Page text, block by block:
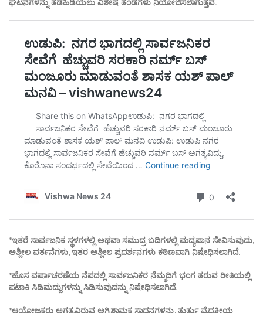
ಘಟನೆಗಳನ್ನು ತಡೆಹಿಡಿಯಲು ವಿಶೇಷ ತಂಡಗಳು ನಿಯೋಜಿಸಲಾಗುತ್ತವೆ.
*ಇತರೆ ಸಾರ್ವಜನಿಕ ಸ್ಥಳಗಳಲ್ಲಿ ಅಥವಾ ಸಮುದ್ರ ಬದಿಗಳಲ್ಲಿ ಮದ್ಯಪಾನ ಸೇವಿಸುವುದು,
ಅಶ್ಲೀಲ ವರ್ತನೆಗಳು, ಇತರ ಅಶ್ಲೀಲ ಪ್ರದರ್ಶನಗಳು ಕಠಿಣವಾಗಿ ನಿಷೇಧಿಸಲಾಗಿದೆ.
*ಹೊಸ ವರ್ಷಾಚರಣೆಯ ನೆಪದಲ್ಲಿ ಸಾರ್ವಜನಿಕರ ನೆಮ್ಮದಿಗೆ ಭಂಗ ತರುವ ರೀತಿಯಲ್ಲಿ
ಪಟಾಕಿ ಸಿಡಿಮದ್ದುಗಳನ್ನು ಸಿಡಿಸುವುದನ್ನು ನಿಷೇಧಿಸಲಾಗಿದೆ.
*ಆಯೋಜಕರು ಅಗತ್ಯವಿರುವ ಅಗ್ನಿಶಾಮಕ ಸಾಧನಗಳನ್ನು, ತುರ್ತು ವೈದ್ಯಕೀಯ